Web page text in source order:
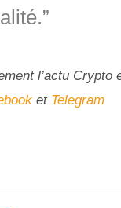
l’actu Crypto
et Telegram